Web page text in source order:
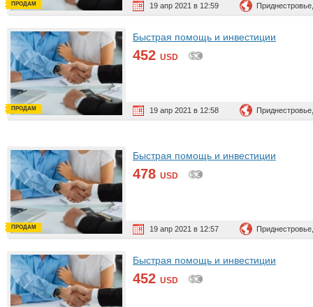
19 апр 2021 в 12:59
ПРОДАМ
Быстрая помощь и инвестиции
452 USD
19 апр 2021 в 12:58
ПРОДАМ
Быстрая помощь и инвестиции
478 USD
19 апр 2021 в 12:57
ПРОДАМ
Быстрая помощь и инвестиции
452 USD